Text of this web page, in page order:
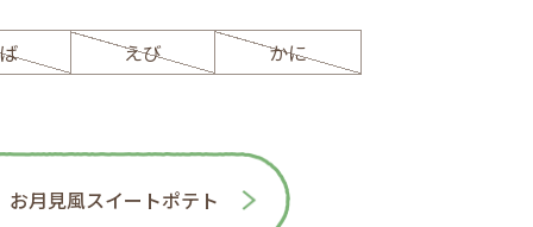
えび かに
お月見風スイートポテト